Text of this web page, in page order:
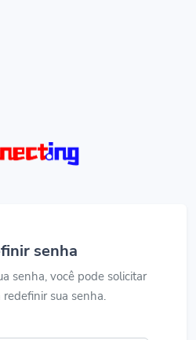
senha
senha, você pode solicitar
sua senha.